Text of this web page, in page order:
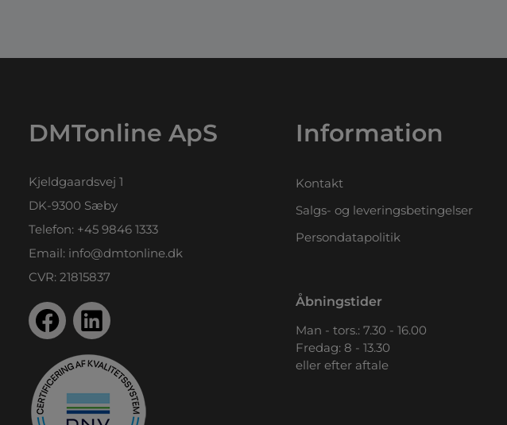
DMTonline ApS
Kjeldgaardsvej 1
DK-9300 Sæby
Telefon: +45 9846 1333
Email: info@dmtonline.dk
CVR: 21815837
Information
Kontakt
Salgs- og leveringsbetingelser
Persondatapolitik
Åbningstider
Man - tors.: 7.30 - 16.00
Fredag: 8 - 13.30
eller efter aftale